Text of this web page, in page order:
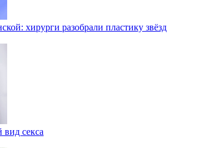
хирурги разобрали пластику звёзд
секса